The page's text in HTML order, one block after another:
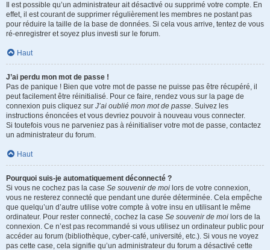
Il est possible qu’un administrateur ait désactivé ou supprimé votre compte. En
effet, il est courant de supprimer régulièrement les membres ne postant pas
pour réduire la taille de la base de données. Si cela vous arrive, tentez de vous
ré-enregistrer et soyez plus investi sur le forum.
Haut
J’ai perdu mon mot de passe !
Pas de panique ! Bien que votre mot de passe ne puisse pas être récupéré, il
peut facilement être réinitialisé. Pour ce faire, rendez vous sur la page de
connexion puis cliquez sur J’ai oublié mon mot de passe. Suivez les
instructions énoncées et vous devriez pouvoir à nouveau vous connecter.
Si toutefois vous ne parveniez pas à réinitialiser votre mot de passe, contactez
un administrateur du forum.
Haut
Pourquoi suis-je automatiquement déconnecté ?
Si vous ne cochez pas la case Se souvenir de moi lors de votre connexion,
vous ne resterez connecté que pendant une durée déterminée. Cela empêche
que quelqu’un d’autre utilise votre compte à votre insu en utilisant le même
ordinateur. Pour rester connecté, cochez la case Se souvenir de moi lors de la
connexion. Ce n’est pas recommandé si vous utilisez un ordinateur public pour
accéder au forum (bibliothèque, cyber-café, université, etc.). Si vous ne voyez
pas cette case, cela signifie qu’un administrateur du forum a désactivé cette